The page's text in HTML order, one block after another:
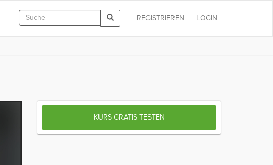
LOGIN
REGISTRIEREN
KURS GRATIS TESTEN